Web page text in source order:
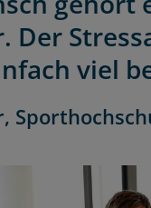
Der
viel